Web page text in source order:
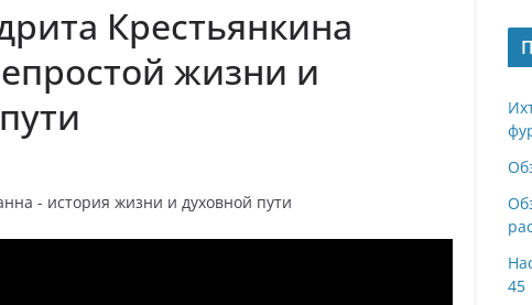
Крестьянкина
жизни и
45